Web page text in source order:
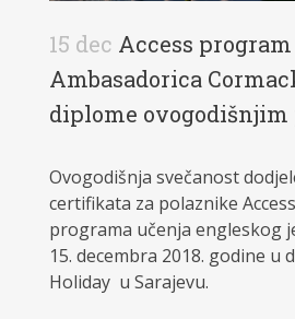
15 dec Access program
Ambasadorica
diplome
Ovogodišnja svečanost
certifikata za polaznike
programa učenja engleskog
15. decembra 2018. godine u
Holiday u Sarajevu.